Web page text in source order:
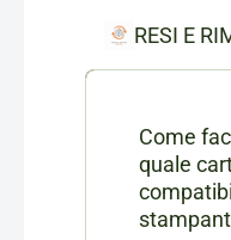
RESI E
Come
quale